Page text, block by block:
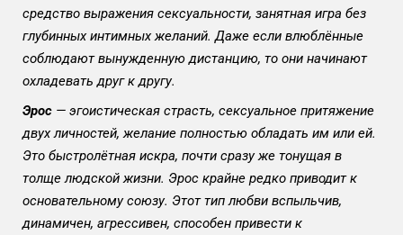
средство выражения сексуальности, занятная игра без
глубинных интимных желаний. Даже если влюблённые
соблюдают вынужденную дистанцию, то они начинают
охладевать друг к другу.
Эрос — эгоистическая страсть, сексуальное притяжение
двух личностей, желание полностью обладать им или ей.
Это быстролётная искра, почти сразу же тонущая в
толще людской жизни. Эрос крайне редко приводит к
основательному союзу. Этот тип любви вспыльчив,
динамичен, агрессивен, способен привести к